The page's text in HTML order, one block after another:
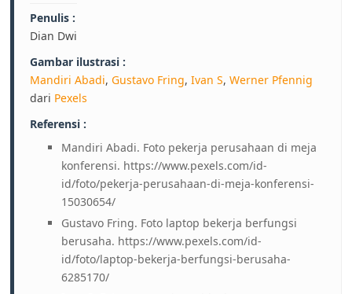
Penulis :
Dian Dwi
Gambar ilustrasi :
Mandiri Abadi,Gustavo Fring,Ivan S,Werner Pfennig
dari Pexels
Referensi :
Mandiri Abadi. Foto pekerja perusahaan di meja
konferensi. https://www.pexels.com/id-
id/foto/pekerja-perusahaan-di-meja-konferensi-
15030654/
Gustavo Fring. Foto laptop bekerja berfungsi
berusaha. https://www.pexels.com/id-
id/foto/laptop-bekerja-berfungsi-berusaha-
6285170/